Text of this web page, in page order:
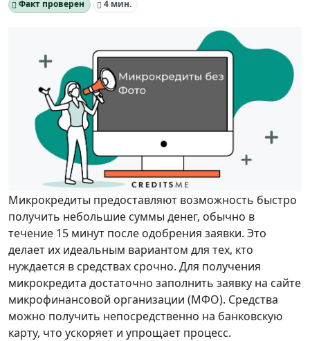
Факт проверен
4 мин.
Микрокредиты предоставляют возможность быстро
получить небольшие суммы денег, обычно в
течение 15 минут после одобрения заявки. Это
делает их идеальным вариантом для тех, кто
нуждается в средствах срочно. Для получения
микрокредита достаточно заполнить заявку на сайте
микрофинансовой организации (МФО). Средства
можно получить непосредственно на банковскую
карту, что ускоряет и упрощает процесс.